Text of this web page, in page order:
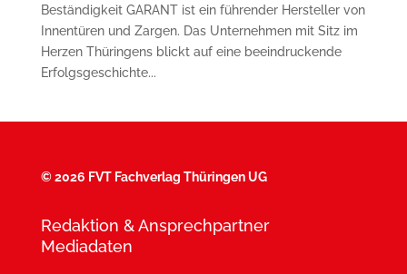
Beständigkeit GARANT ist ein führender Hersteller von
Innentüren und Zargen. Das Unternehmen mit Sitz im
Herzen Thüringens blickt auf eine beeindruckende
Erfolgsgeschichte...
©2026 FVT Fachverlag Thüringen UG
Redaktion & Ansprechpartner
Mediadaten